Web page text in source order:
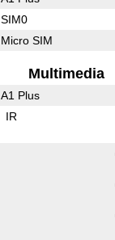
SIM0
Micro SIM
Multimedia
A1 Plus
IR